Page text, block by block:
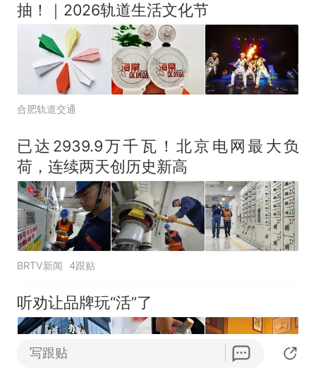
抽！｜2026轨道生活文化节
合肥轨道交通
已达2939.9万千瓦！北京电网最大负
荷，连续两天创历史新高
BRTV新闻 4跟贴
听劝让品牌玩“活”了
写跟贴